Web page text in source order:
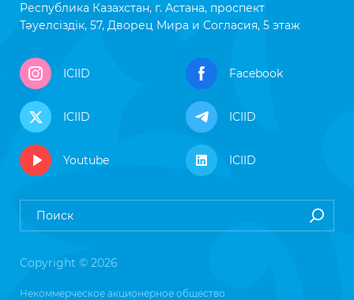
Республика Казахстан, г. Астана, проспект
Тәуелсіздік, 57, Дворец Мира и Согласия, 5 этаж
ICIID Facebook
ICIID ICIID
Youtube ICIID
Copyright © 2026
Некоммерческое акционерное общество